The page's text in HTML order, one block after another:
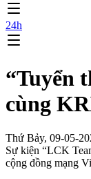
24h
“Tuyển
cùng
Thứ Bảy, 09-05-
Sự kiện “LCK
cộng đồng mạng